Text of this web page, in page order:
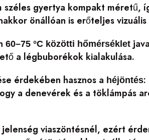
széles gyertya kompakt
önállóan is erőteljes
60–75 °C közötti hőmérséklet
a légbuborékok kialakulása.
érdekében hasznos a héjöntés:
a denevérek és a töklámpás
viaszöntésnél, ezért